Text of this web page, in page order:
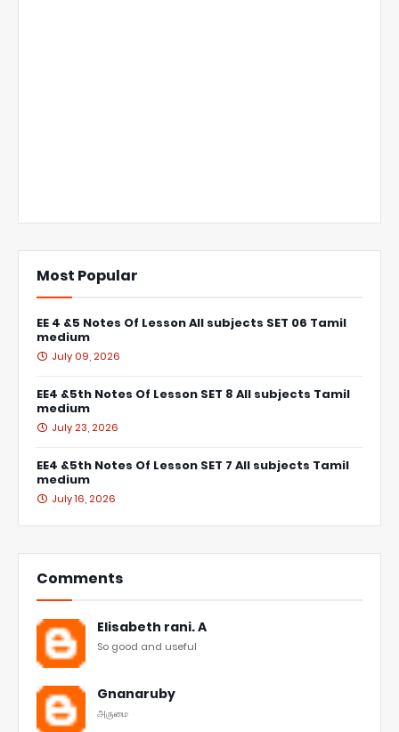
Most Popular
EE 4 &5 Notes Of Lesson All subjects SET 06 Tamil
medium
July 09, 2026
EE4 &5th Notes Of Lesson SET 8 All subjects Tamil
medium
July 23, 2026
EE4 &5th Notes Of Lesson SET 7 All subjects Tamil
medium
July 16, 2026
Comments
Elisabeth rani. A
So good and useful
Gnanaruby
அருமை